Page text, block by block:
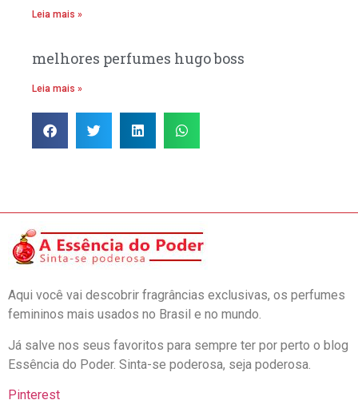
Leia mais »
melhores perfumes hugo boss
Leia mais »
Aqui você vai descobrir fragrâncias exclusivas, os perfumes
femininos mais usados no Brasil e no mundo.
Já salve nos seus favoritos para sempre ter por perto o blog
Essência do Poder. Sinta-se poderosa, seja poderosa.
Pinterest